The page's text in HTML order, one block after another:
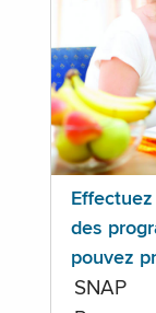
des
pouvez
SNAP